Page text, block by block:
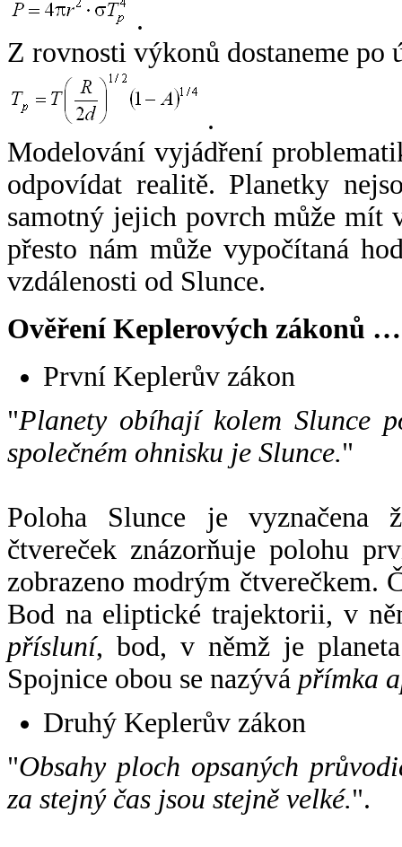
.
Z rovnosti výkonů dostaneme po
.
Modelování vyjádření
odpovídat realitě. Planetky
samotný jejich povrch může mít
přesto nám může vypočítaná
vzdálenosti od Slunce.
Ověření Keplerových zákonů …
První Keplerův zákon
"Planety obíhají kolem Slunce
společném ohnisku je Slunce."
Poloha Slunce je vyznačena
čtvereček znázorňuje polohu
zobrazeno modrým čtverečkem.
Bod na eliptické trajektorii, v
přísluní, bod, v němž je
Spojnice obou se nazývá přímka
Druhý Keplerův zákon
"Obsahy ploch opsaných
za stejný čas jsou stejně velké.".